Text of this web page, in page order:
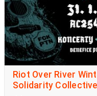
Riot Over River Winter -
Solidarity